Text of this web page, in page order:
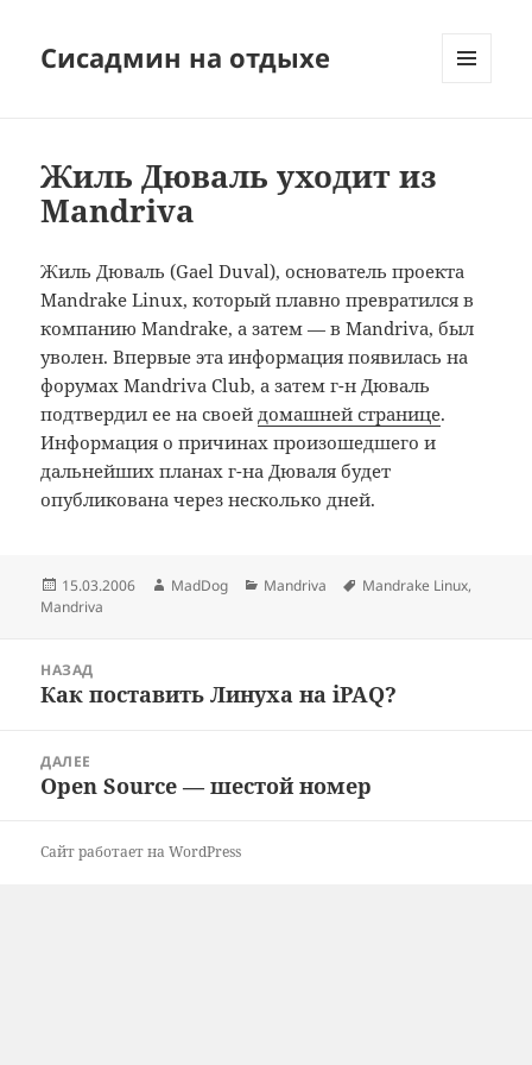
Сисадмин на отдыхе
Жиль Дюваль уходит из
Mandriva
Жиль Дюваль (Gael Duval), основатель проекта
Mandrake Linux, который плавно превратился в
компанию Mandrake, а затем — в Mandriva, был
уволен. Впервые эта информация появилась на
форумах Mandriva Club, а затем г-н Дюваль
подтвердил ее на своейдомашней странице.
Информация о причинах произошедшего и
дальнейших планах г-на Дюваля будет
опубликована через несколько дней.
Опубликовано
15.03.2006 Автор
MadDog Рубрики
Mandriva Метки
Mandrake Linux,
Mandriva
записям
НАЗАД
Предыдущая
Как поставить Линуха на iPAQ?
ДАЛЕЕ
Следующая
Open Source — шестой номер
Сайт работает на WordPress